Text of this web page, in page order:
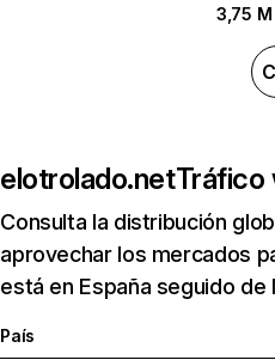
3,75 M
elotrolado.netTráfico
Consulta la distribución
aprovechar los mercados
está en España seguido de
País